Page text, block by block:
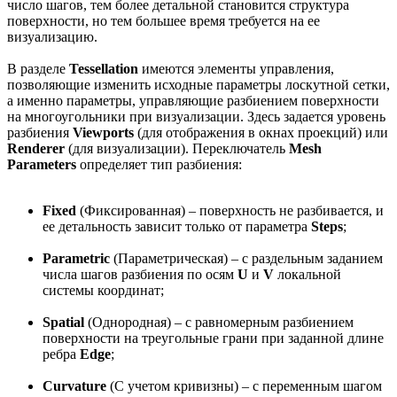
число шагов, тем более детальной становится структура
поверхности, но тем большее время требуется на ее
визуализацию.
В разделе Tessellation имеются элементы управления,
позволяющие изменить исходные параметры лоскутной сетки,
а именно параметры, управляющие разбиением поверхности
на многоугольники при визуализации. Здесь задается уровень
разбиения Viewports (для отображения в окнах проекций) или
Renderer (для визуализации). Переключатель Mesh
Parameters определяет тип разбиения:
Fixed (Фиксированная) – поверхность не разбивается, и
ее детальность зависит только от параметра Steps;
Parametric (Параметрическая) – с раздельным заданием
числа шагов разбиения по осям U и V локальной
системы координат;
Spatial (Однородная) – с равномерным разбиением
поверхности на треугольные грани при заданной длине
ребра Edge;
Curvature (С учетом кривизны) – с переменным шагом